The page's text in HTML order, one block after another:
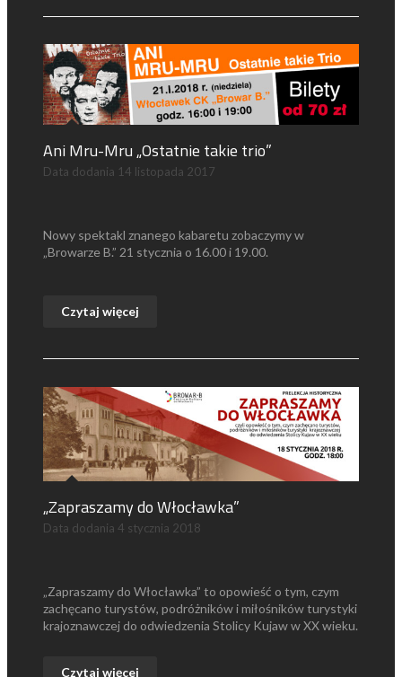
Ani Mru-Mru „Ostatnie takie trio”
Data dodania 14 listopada 2017
Nowy spektakl znanego kabaretu zobaczymy w
„Browarze B.” 21 stycznia o 16.00 i 19.00.
Czytaj więcej
„Zapraszamy do Włocławka”
Data dodania 4 stycznia 2018
„Zapraszamy do Włocławka” to opowieść o tym, czym
zachęcano turystów, podróżników i miłośników turystyki
krajoznawczej do odwiedzenia Stolicy Kujaw w XX wieku.
Czytaj więcej